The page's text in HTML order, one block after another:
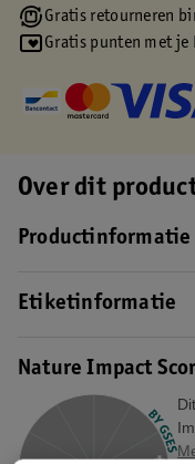
Gratis retourneren
Gratis punten met
Over dit
Productinformatie
Etiketinformatie
Nature Impact